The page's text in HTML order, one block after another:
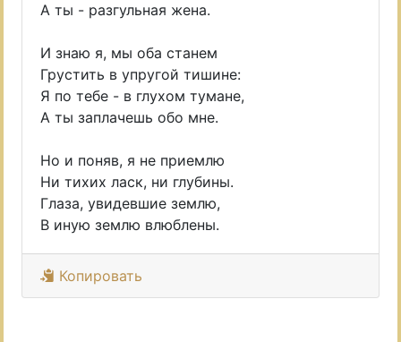
А ты - разгульная жена.
И знаю я, мы оба станем
Грустить в упругой тишине:
Я по тебе - в глуxом тумане,
А ты заплачешь обо мне.
Но и поняв, я не приемлю
Ни тиxиx ласк, ни глубины.
Глаза, увидевшие землю,
В иную землю влюблены.
Копировать